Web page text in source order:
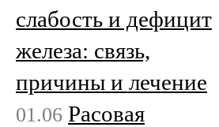
слабость и дефицит
железа: связь,
причины и лечение
01.06 Расовая